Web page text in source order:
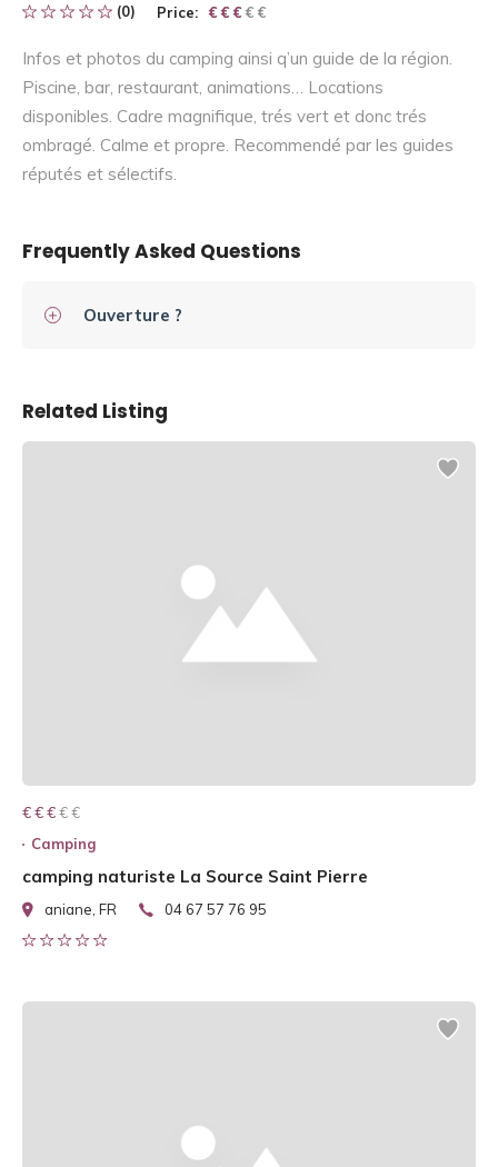
(0) Price: € € € € €
€ € €
Infos et photos du camping ainsi q’un guide de la région.
Piscine, bar, restaurant, animations… Locations
disponibles. Cadre magnifique, trés vert et donc trés
ombragé. Calme et propre. Recommendé par les guides
réputés et sélectifs.
Frequently Asked Questions
Ouverture ?
Related Listing
€ € € € €
€ € €
Camping
camping naturiste La Source Saint Pierre
aniane, FR 04 67 57 76 95